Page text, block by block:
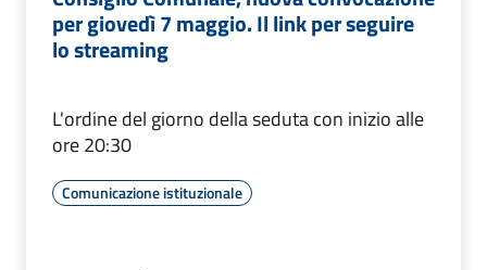
per giovedì 7 maggio. Il link per seguire
lo streaming
L'ordine del giorno della seduta con inizio alle
ore 20:30
Comunicazione istituzionale